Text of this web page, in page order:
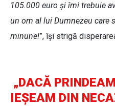
105.000 euro și îmi trebuie
un om al lui Dumnezeu care
minune!”, își strigă
„DACĂ
IEȘEAM DIN